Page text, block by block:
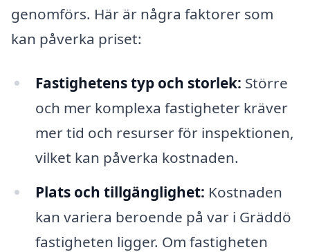
genomförs. Här är några faktorer som
kan påverka priset:
Fastighetens typ och storlek: Större
och mer komplexa fastigheter kräver
mer tid och resurser för inspektionen,
vilket kan påverka kostnaden.
Plats och tillgänglighet: Kostnaden
kan variera beroende på var i Gräddö
fastigheten ligger. Om fastigheten